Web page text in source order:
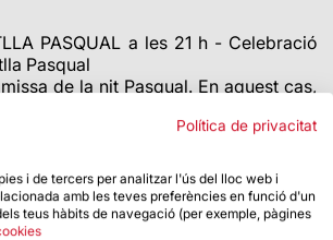
PASQUAL a les 21 h - Celebració
Pasqual
de la nit Pasqual. En aquest cas,
les misses de la parròquia
Política de privacitat
i de tercers per analitzar l'ús del lloc web i
amb les teves preferències en funció d'un
teus hàbits de navegació (per exemple, pàgines